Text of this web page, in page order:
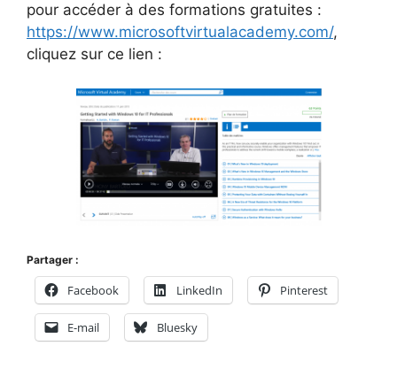
pour accéder à des formations gratuites :
https://www.microsoftvirtualacademy.com/,
cliquez sur ce lien :
Partager :
Facebook LinkedIn Pinterest
E-mail Bluesky